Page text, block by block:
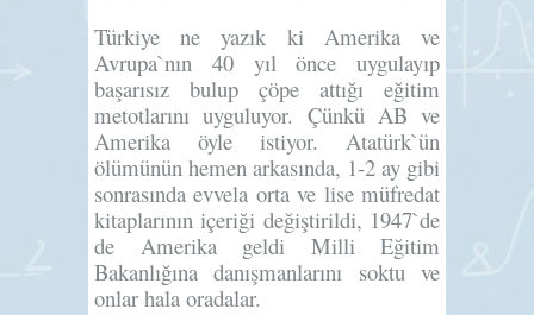
Türkiye ne yazık ki Amerika ve
Avrupa`nın 40 yıl önce uygulayıp
başarısız bulup çöpe attığı eğitim
metotlarını uyguluyor. Çünkü AB ve
Amerika öyle istiyor. Atatürk`ün
ölümünün hemen arkasında, 1-2 ay gibi
sonrasında evvela orta ve lise müfredat
kitaplarının içeriği değiştirildi, 1947`de
de Amerika geldi Milli Eğitim
Bakanlığına danışmanlarını soktu ve
onlar hala oradalar.